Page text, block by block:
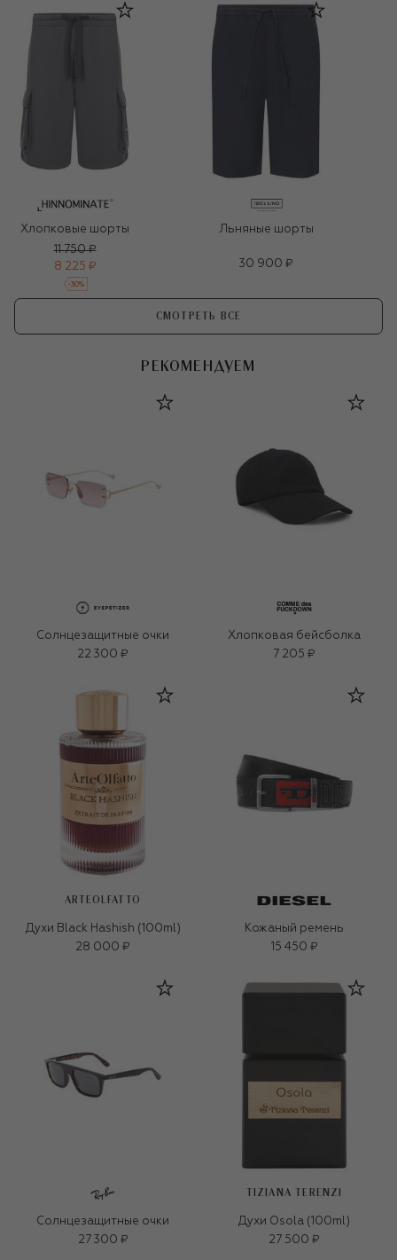
Хлопковые шорты
11 750 ₽
8 225 ₽
-30%
Льняные шорты
30 900 ₽
СМОТРЕТЬ ВСЕ
РЕКОМЕНДУЕМ
Солнцезащитные очки
22 300 ₽
Хлопковая бейсболка
7 205 ₽
ARTEOLFATTO
Духи Black Hashish (100ml)
28 000 ₽
Кожаный ремень
15 450 ₽
Солнцезащитные очки
27 300 ₽
TIZIANA TERENZI
Духи Osola (100ml)
27 500 ₽